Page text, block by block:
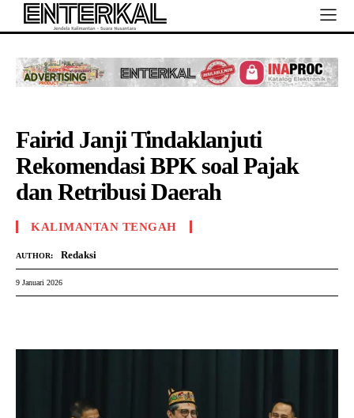
Fairid Janji Tindaklanjuti
Rekomendasi BPK soal Pajak
dan Retribusi Daerah
KALIMANTAN TENGAH
AUTHOR: Redaksi
9 Januari 2026